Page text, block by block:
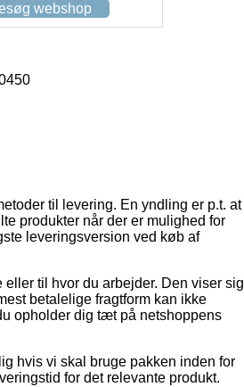
webshop
til levering. En yndling er p.t. at
produkter når der er mulighed for
leveringsversion ved køb af
til hvor du arbejder. Den viser sig
betalelige fragtform kan ikke
opholder dig tæt på netshoppens
hvis vi skal bruge pakken inden for
for det relevante produkt.